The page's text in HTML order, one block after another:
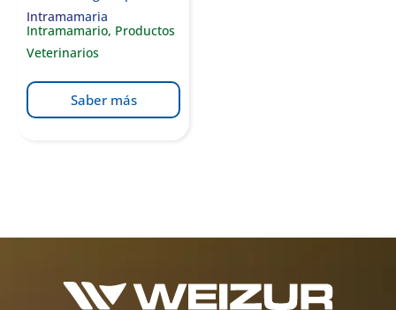
Intramamaria
Intramamario, Productos
Veterinarios
Saber más